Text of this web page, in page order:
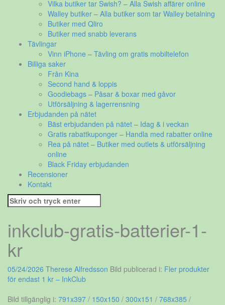
Vilka butiker tar Swish? – Alla Swish affärer online
Walley butiker – Alla butiker som tar Walley betalning
Butiker med Qliro
Butiker med snabb leverans
Tävlingar
Vinn iPhone – Tävling om gratis mobiltelefon
Billiga saker
Från Kina
Second hand & loppis
Goodiebags – Påsar & boxar med gåvor
Utförsäljning & lagerrensning
Erbjudanden på nätet
Bäst erbjudanden på nätet – Idag & i veckan
Gratis rabattkuponger – Handla med rabatter online
Rea på nätet – Butiker med outlets & utförsäljning
online
Black Friday erbjudanden
Recensioner
Kontakt
Sök
efter:
inkclub-gratis-batterier-1-
kr
05/24/2026 Therese Alfredsson Bild publicerad i: Fler produkter
för endast 1 kr – InkClub
Bild tillgänglig i: 791x397 / 150x150 / 300x151 / 768x385 /